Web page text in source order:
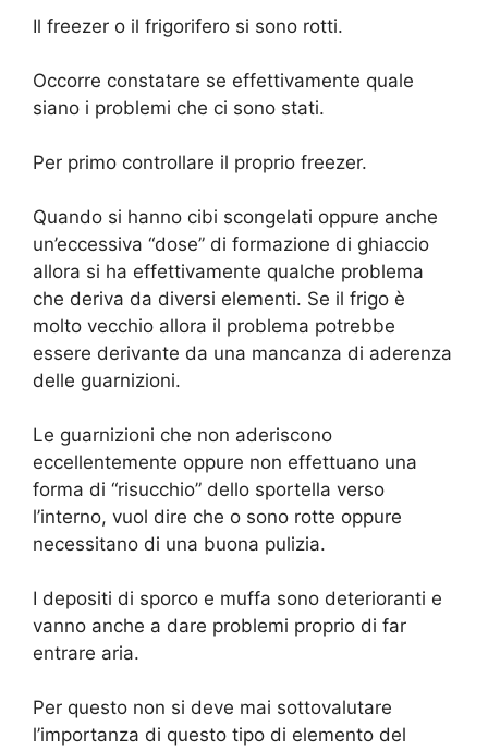
Il freezer o il frigorifero si sono rotti.
Occorre constatare se effettivamente quale
siano i problemi che ci sono stati.
Per primo controllare il proprio freezer.
Quando si hanno cibi scongelati oppure anche
un’eccessiva “dose” di formazione di ghiaccio
allora si ha effettivamente qualche problema
che deriva da diversi elementi. Se il frigo è
molto vecchio allora il problema potrebbe
essere derivante da una mancanza di aderenza
delle guarnizioni.
Le guarnizioni che non aderiscono
eccellentemente oppure non effettuano una
forma di “risucchio” dello sportella verso
l’interno, vuol dire che o sono rotte oppure
necessitano di una buona pulizia.
I depositi di sporco e muffa sono deterioranti e
vanno anche a dare problemi proprio di far
entrare aria.
Per questo non si deve mai sottovalutare
l’importanza di questo tipo di elemento del